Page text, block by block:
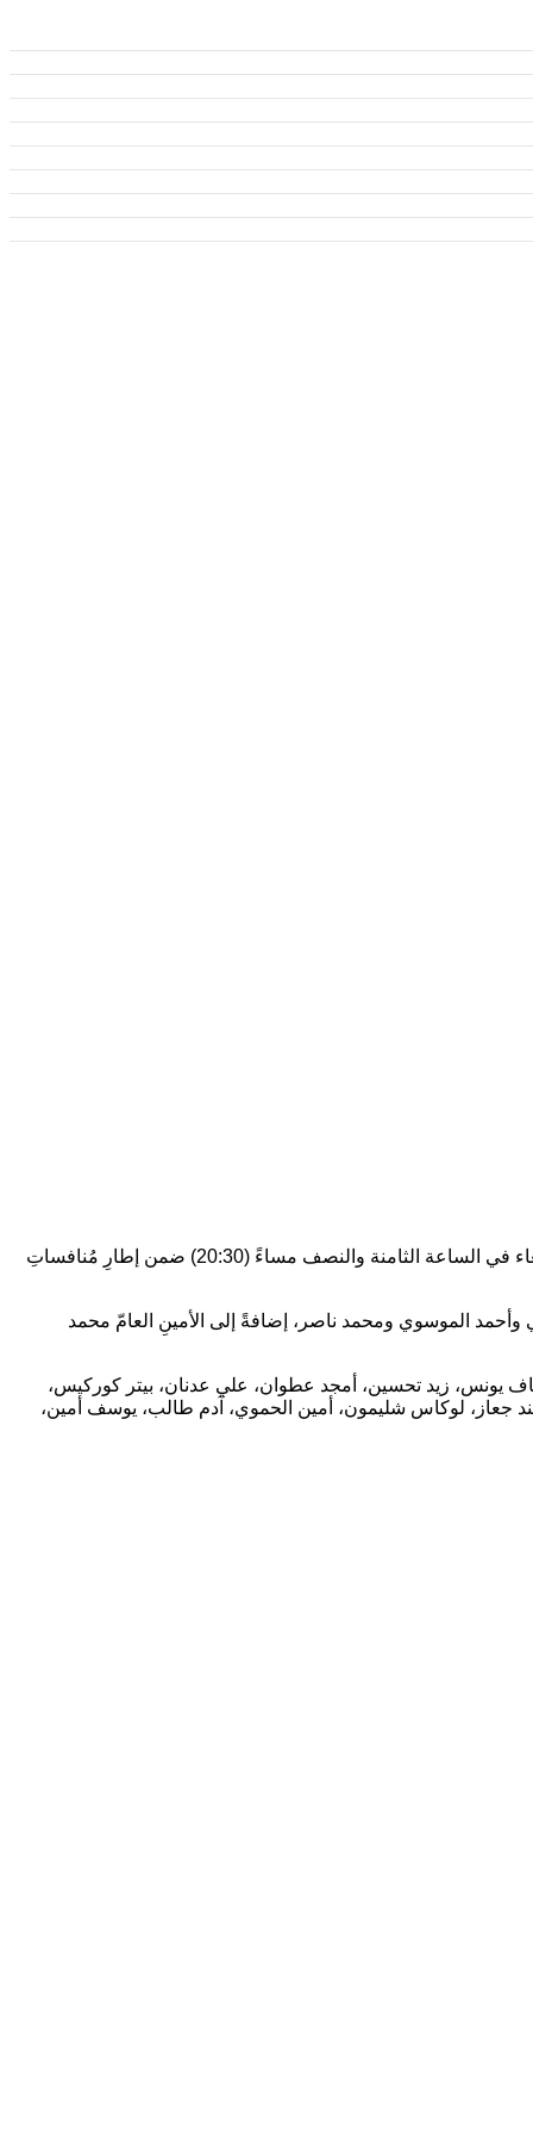
اختتم المنتخبُ الوطنيُّ تحضيراته مساء اليوم الثلاثاء بخوضه وحدةً تدريبيةً احتضنها ملعبُ الكويت، استعداداً لمواجهةِ منتخبِ البحرين غداً الأربعاء في الساعة الثامنة والنصف مساءً (20:30) ضمن إطارِ مُنافساتِ
وأحمد الموسوي ومحمد ناصر، إضافةً إلى الأمينِ العامّ محمد
محمد حسن، مناف يونس، زيد تحسين، أمجد عطوان، علي عدنان، بيتر كوركيس،
جعاز، لوكاس شليمون، أمين الحموي، آدم طالب، يوسف أمين،